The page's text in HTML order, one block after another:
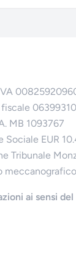
MB 1093767
Sociale EUR
Tribunale
meccanografico
ai sensi